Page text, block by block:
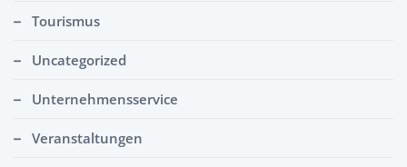
Tourismus
Uncategorized
Unternehmensservice
Veranstaltungen